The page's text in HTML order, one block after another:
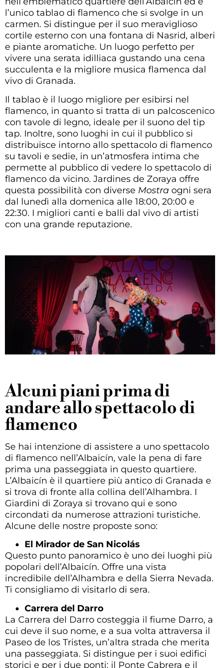
l’unico tablao di flamenco che si svolge in un
carmen. Si distingue per il suo meraviglioso
cortile esterno con una fontana di Nasrid, alberi
e piante aromatiche. Un luogo perfetto per
vivere una serata idilliaca gustando una cena
succulenta e la migliore musica flamenca dal
vivo di Granada.
Il tablao è il luogo migliore per esibirsi nel
flamenco, in quanto si tratta di un palcoscenico
con tavole di legno, ideale per il suono del tip
tap. Inoltre, sono luoghi in cui il pubblico si
distribuisce intorno allo spettacolo di flamenco
su tavoli e sedie, in un’atmosfera intima che
permette al pubblico di vedere lo spettacolo di
flamenco da vicino. Jardines de Zoraya offre
questa possibilità con diverse Mostra ogni sera
dal lunedì alla domenica alle 18:00, 20:00 e
22:30. I migliori canti e balli dal vivo di artisti
con una grande reputazione.
Alcuni piani prima di
andare allo spettacolo di
flamenco
Se hai intenzione di assistere a uno spettacolo
di flamenco nell’Albaicín, vale la pena di fare
prima una passeggiata in questo quartiere.
L’Albaicín è il quartiere più antico di Granada e
si trova di fronte alla collina dell’Alhambra. I
Giardini di Zoraya si trovano qui e sono
circondati da numerose attrazioni turistiche.
Alcune delle nostre proposte sono:
El Mirador de San Nicolás
Questo punto panoramico è uno dei luoghi più
popolari dell’Albaicín. Offre una vista
incredibile dell’Alhambra e della Sierra Nevada.
Ti consigliamo di visitarlo di sera.
Carrera del Darro
La Carrera del Darro costeggia il fiume Darro, a
cui deve il suo nome, e a sua volta attraversa il
Paseo de los Tristes, un’altra strada che merita
una passeggiata. Si distingue per i suoi edifici
storici e per i due ponti: il Ponte Cabrera e il